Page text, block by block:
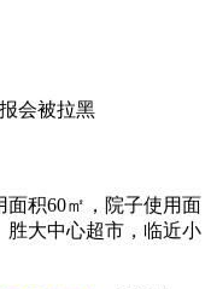
会被拉黑
面积60㎡，院子使用面
胜大中心超市，临近小